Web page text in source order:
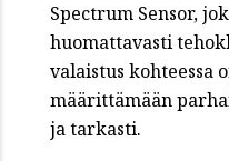
Spectrum Sensor,
huomattavasti
valaistus kohteessa
määrittämään
ja tarkasti.